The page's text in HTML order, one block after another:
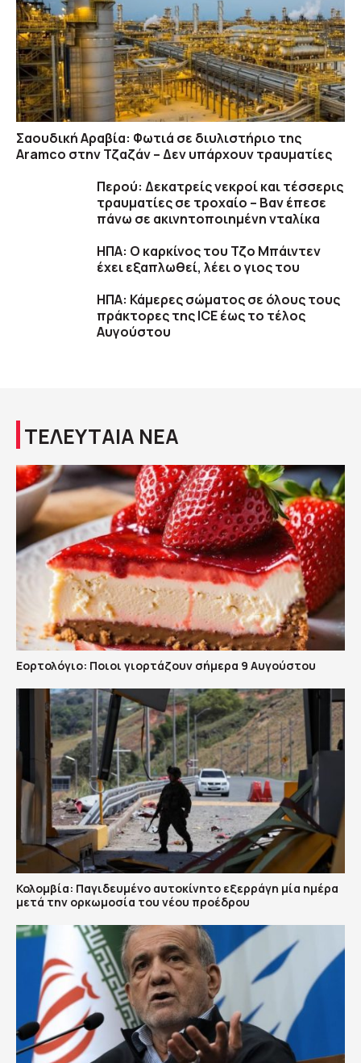
Σαουδική Αραβία: Φωτιά σε διυλιστήριο της
Aramco στην Τζαζάν – Δεν υπάρχουν τραυματίες
Περού: Δεκατρείς νεκροί και τέσσερις
τραυματίες σε τροχαίο – Βαν έπεσε
πάνω σε ακινητοποιημένη νταλίκα
ΗΠΑ: Ο καρκίνος του Τζο Μπάιντεν
έχει εξαπλωθεί, λέει ο γιος του
ΗΠΑ: Κάμερες σώματος σε όλους τους
πράκτορες της ICE έως το τέλος
Αυγούστου
ΤΕΛΕΥΤΑΙΑ ΝΕΑ
Εορτολόγιο: Ποιοι γιορτάζουν σήμερα 9 Αυγούστου
Κολομβία: Παγιδευμένο αυτοκίνητο εξερράγη μία ημέρα
μετά την ορκωμοσία του νέου προέδρου